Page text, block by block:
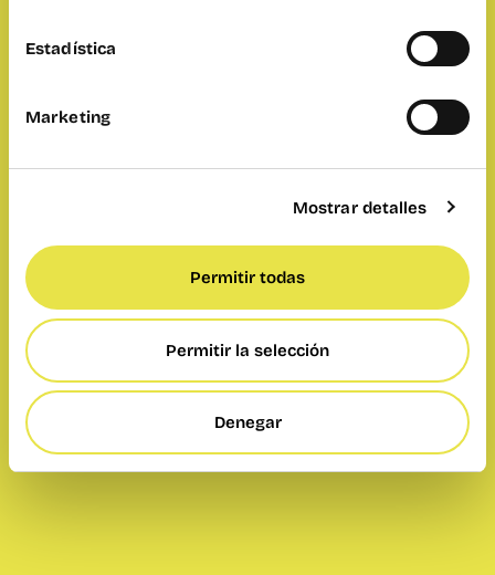
Estadística
Marketing
Mostrar detalles
Permitir todas
Permitir la selección
Denegar